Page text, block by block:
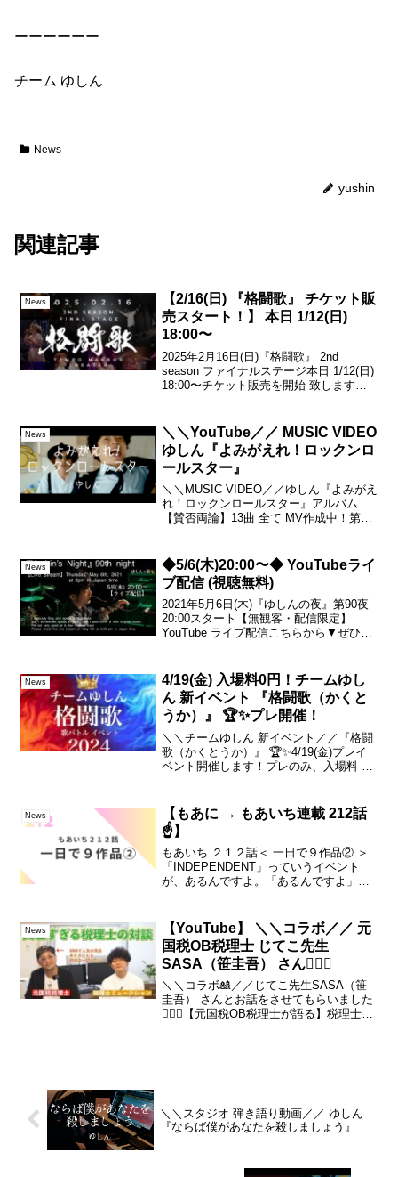
ーーーーーー
チーム ゆしん
News
yushin
関連記事
News
【2/16(日) 『格闘歌』 チケット販
売スタート！】 本日 1/12(日)
18:00〜
2025年2月16日(日)『格闘歌』 2nd
season ファイナルステージ本日 1/12(日)
18:00〜チケット販売を開始 致します！
が必要になります。...
News
＼＼YouTube／／ MUSIC VIDEO
ゆしん『よみがえれ！ロックンロ
ールスター』
＼＼MUSIC VIDEO／／ゆしん『よみがえ
れ！ロックンロールスター』アルバム
【賛否両論】13曲 全て MV作成中！第9
Film◆月水土 20:00 定期配信◆...
News
◆5/6(木)20:00〜◆ YouTubeライ
ブ配信 (視聴無料)
2021年5月6日(木)『ゆしんの夜』第90夜
20:00スタート【無観客・配信限定】
YouTube ライブ配信こちらから▼ぜひ、
します♪視聴は無料。(スパチャさせ...
News
4/19(金) 入場料0円！チームゆし
ん 新イベント 『格闘歌（かくと
うか）』 🏆✨プレ開催！
＼＼チームゆしん 新イベント／／『格闘
歌（かくとうか）』 🏆✨4/19(金)プレイ
ベント開催します！プレのみ、入場料 0
7/19(金)、8/19(月)、9/...
News
【もあに → もあいち連載 212話
☝️】
もあいち ２１２話＜ 一日で９作品② ＞
「INDEPENDENT」っていうイベント
が、あるんですよ。「あるんですよ」っ
っていう俳優さんがいらっしゃって。続
きは▼ーーs...
News
【YouTube】 ＼＼コラボ／／ 元
国税OB税理士 じてこ先生
SASA（笹圭吾） さん💁🏻‍♂️
＼＼コラボ🎎／／じてこ先生SASA（笹
圭吾） さんとお話をさせてもらいました
💁🏻‍♂️【元国税OB税理士が語る】税理士に
＼＼スタジオ 弾き語り動画／／ ゆしん
『ならば僕があなたを殺しましょう』